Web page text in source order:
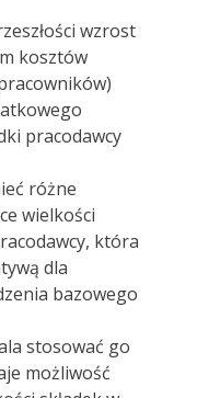
wzrost
kosztów
pracodawcy
różne
wielkości
która
dla
bazowego
stosować go
możliwość